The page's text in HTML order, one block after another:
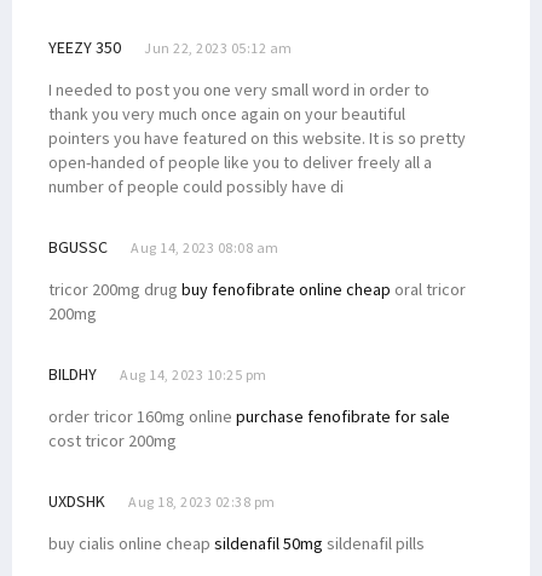
YEEZY 350 Jun 22, 2023 05:12 am
I needed to post you one very small word in order to
thank you very much once again on your beautiful
pointers you have featured on this website. It is so pretty
open-handed of people like you to deliver freely all a
number of people could possibly have di
BGUSSC Aug 14, 2023 08:08 am
tricor 200mg drug buy fenofibrate online cheap oral tricor
200mg
BILDHY Aug 14, 2023 10:25 pm
order tricor 160mg online purchase fenofibrate for sale
cost tricor 200mg
UXDSHK Aug 18, 2023 02:38 pm
buy cialis online cheap sildenafil 50mg sildenafil pills